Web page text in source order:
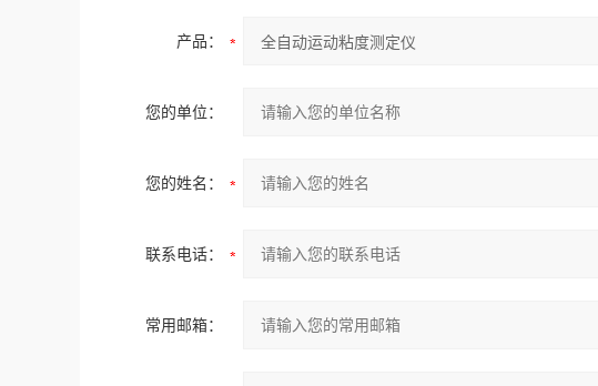
产品：
您的单位：
您的姓名：
联系电话：
常用邮箱：